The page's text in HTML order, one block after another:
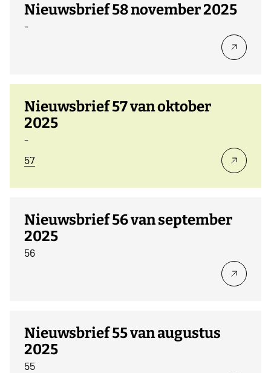
Nieuwsbrief 58 november 2025
-
Nieuwsbrief 57 van oktober
2025
-
57
Nieuwsbrief 56 van september
2025
56
Nieuwsbrief 55 van augustus
2025
55